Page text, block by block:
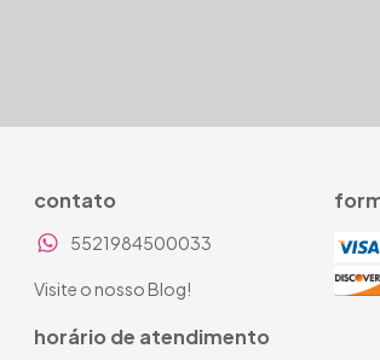
contato
5521984500033
Visite o nosso Blog!
horário de atendimento